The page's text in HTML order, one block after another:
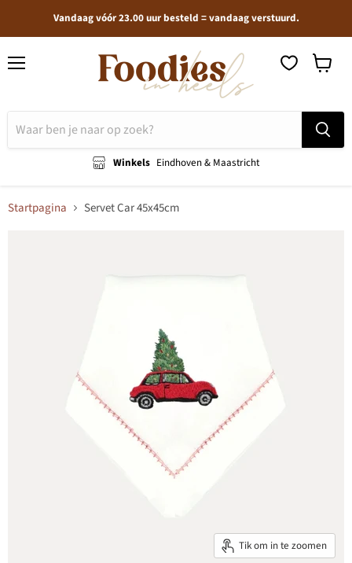
Vandaag vóór 23.00 uur besteld = vandaag verstuurd.
Winkels Eindhoven & Maastricht
Startpagina Servet Car 45x45cm
Tik om in te zoomen